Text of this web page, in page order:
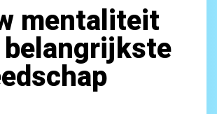
mentaliteit